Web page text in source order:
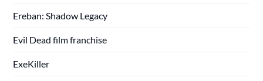
Ereban: Shadow Legacy
Evil Dead film franchise
ExeKiller